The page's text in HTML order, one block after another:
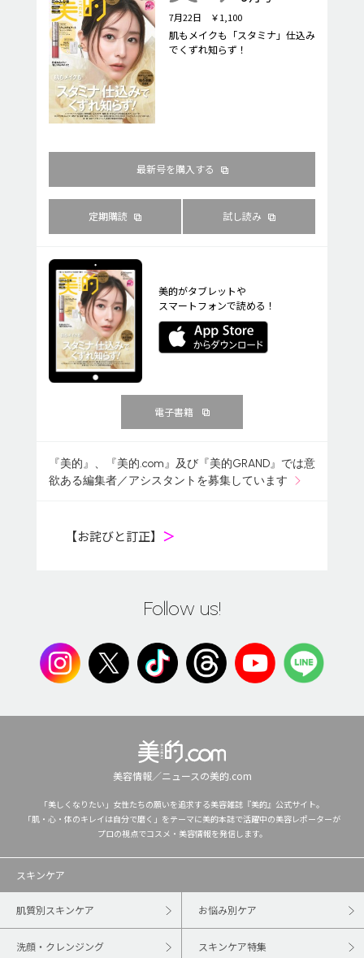
7月22日 ￥1,100
肌もメイクも「スタミナ」仕込み
でくずれ知らず！
最新号を購入する
定期購読 試し読み
美的がタブレットや
スマートフォンで読める！
電子書籍
『美的』、『美的.com』及び『美的GRAND』では意
欲ある編集者／アシスタントを募集しています
【お詫びと訂正】 ＞
Follow us!
美容情報／ニュースの美的.com
「美しくなりたい」女性たちの願いを追求する美容雑誌『美的』公式サイト。
「肌・心・体のキレイは自分で磨く」をテーマに美的本誌で活躍中の美容レポーターが
プロの視点でコスメ・美容情報を発信します。
スキンケア
肌質別スキンケア お悩み別ケア
洗顔・クレンジング スキンケア特集